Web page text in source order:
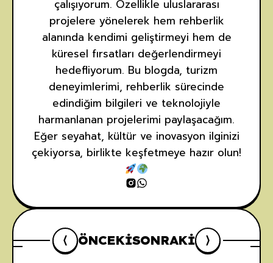
çalışıyorum. Özellikle uluslararası
projelere yönelerek hem rehberlik
alanında kendimi geliştirmeyi hem de
küresel fırsatları değerlendirmeyi
hedefliyorum. Bu blogda, turizm
deneyimlerimi, rehberlik sürecinde
edindiğim bilgileri ve teknolojiyle
harmanlanan projelerimi paylaşacağım.
Eğer seyahat, kültür ve inovasyon ilginizi
çekiyorsa, birlikte keşfetmeye hazır olun!
ÖNCEKISONRAKI